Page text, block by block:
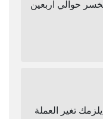
حوالي اربعين
تغير العملة